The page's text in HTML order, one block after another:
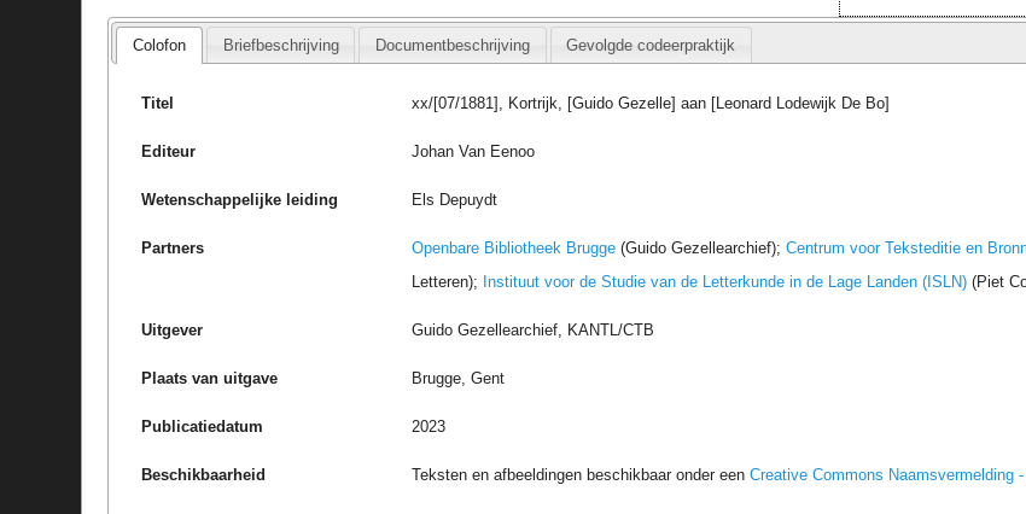
Colofon Briefbeschrijving Documentbeschrijving Gevolgde codeerpraktijk
Titel xx/[07/1881], Kortrijk, [Guido Gezelle] aan [Leonard Lodewijk De Bo]
Editeur Johan Van Eenoo
Wetenschappelijke leiding Els Depuydt
Partners Openbare Bibliotheek Brugge (Guido Gezellearchief);Centrum voor Teksteditie en
Letteren); Instituut voor de Studie van de Letterkunde in de Lage Landen (ISLN) (Piet
Uitgever Guido Gezellearchief, KANTL/CTB
Plaats van uitgave Brugge, Gent
Publicatiedatum 2023
Beschikbaarheid Teksten en afbeeldingen beschikbaar onder eenCreative Commons Naamsvermelding